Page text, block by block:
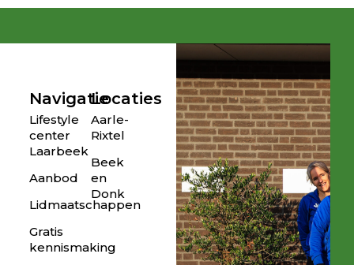
Navigatie
Lifestyle
center
Laarbeek
Aanbod
Lidmaatschappen
Gratis
kennismaking
Locaties
Aarle-
Rixtel
Beek
en
Donk